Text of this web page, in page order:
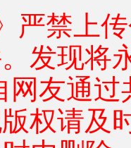
严禁上
发现将
网友通
权请及